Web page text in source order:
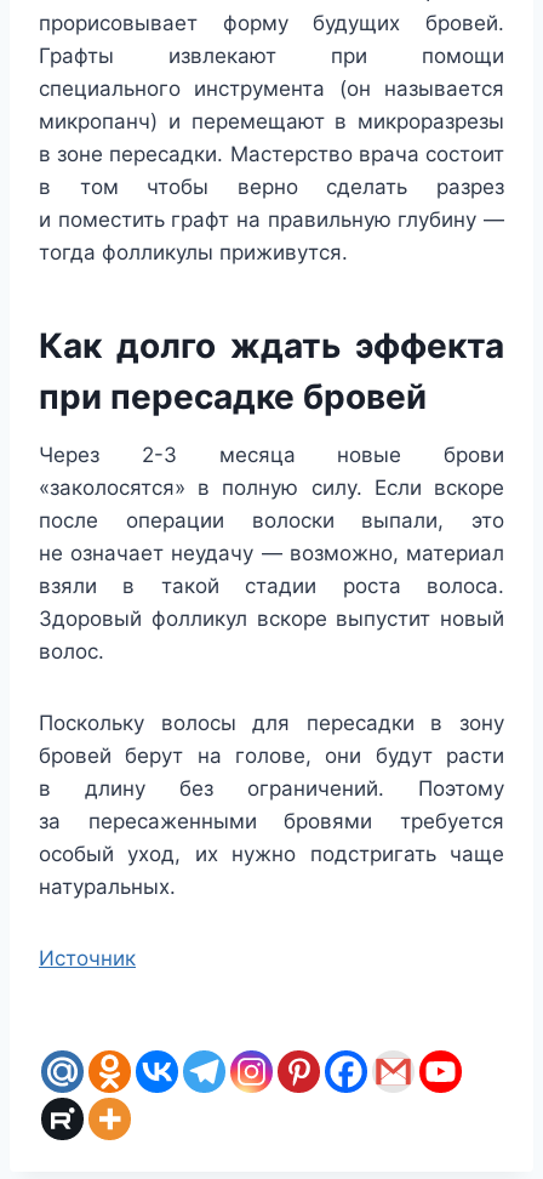
прорисовывает форму будущих бровей.
Графты извлекают при помощи
специального инструмента (он называется
микропанч) и перемещают в микроразрезы
в зоне пересадки. Мастерство врача состоит
в том чтобы верно сделать разрез
и поместить графт на правильную глубину —
тогда фолликулы приживутся.
Как долго ждать эффекта
при пересадке бровей
Через 2-3 месяца новые брови
«заколосятся» в полную силу. Если вскоре
после операции волоски выпали, это
не означает неудачу — возможно, материал
взяли в такой стадии роста волоса.
Здоровый фолликул вскоре выпустит новый
волос.
Поскольку волосы для пересадки в зону
бровей берут на голове, они будут расти
в длину без ограничений. Поэтому
за пересаженными бровями требуется
особый уход, их нужно подстригать чаще
натуральных.
Источник